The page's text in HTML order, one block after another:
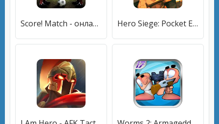
Score! Match - онлайн футбол Hero Siege: Pocket Edition